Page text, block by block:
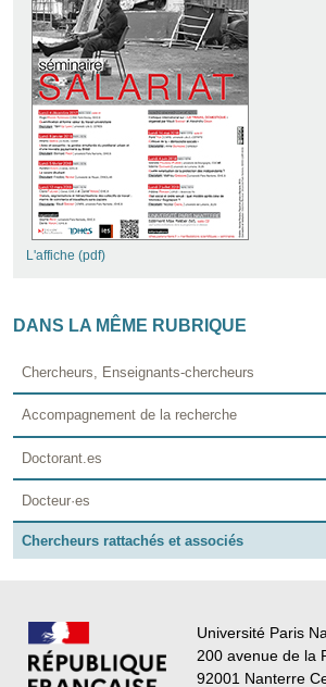
L'affiche (pdf)
DANS LA MÊME RUBRIQUE
Chercheurs, Enseignants-chercheurs
Accompagnement de la recherche
Doctorant.es
Docteur·es
Chercheurs rattachés et associés
Université Paris
200 avenue de la
92001 Nanterre